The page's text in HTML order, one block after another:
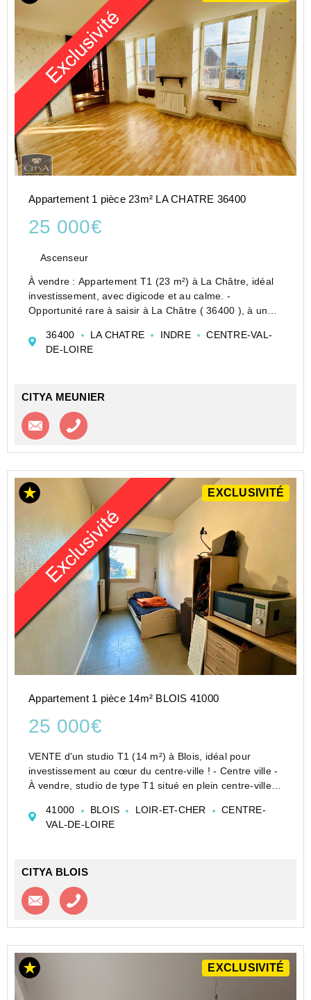
Appartement 1 pièce 23m² LA CHATRE 36400
25 000€
Ascenseur
À vendre : Appartement T1 (23 m²) à La Châtre, idéal
investissement, avec digicode et au calme. -
Opportunité rare à saisir à La Châtre ( 36400 ), à un
calme et sécurisée dénommée « Le Beaufort ». S...
36400 LA CHATRE INDRE
CENTRE-VAL-
DE-LOIRE
CITYA MEUNIER
Contacter l'agence
EXCLUSIVITÉ
Appartement 1 pièce 14m² BLOIS 41000
25 000€
VENTE d'un studio T1 (14 m²) à Blois, idéal pour
investissement au cœur du centre-ville ! - Centre ville -
À vendre, studio de type T1 situé en plein centre-ville
destiné principalement à un investissemen...
41000 BLOIS LOIR-ET-CHER
CENTRE-
VAL-DE-LOIRE
CITYA BLOIS
Contacter l'agence
EXCLUSIVITÉ